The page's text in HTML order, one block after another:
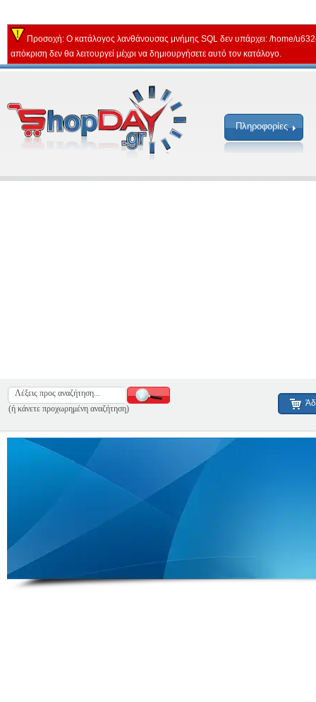
Προσοχή: Ο κατάλογος λανθάνουσας μνήμης SQL δεν υπάρχει: /home/
απόκριση δεν θα λειτουργεί μέχρι να δημιουργήσετε αυτό τον κατάλογο.
Πληροφορίες
(ή κάνετε προχωρημένη αναζήτηση)